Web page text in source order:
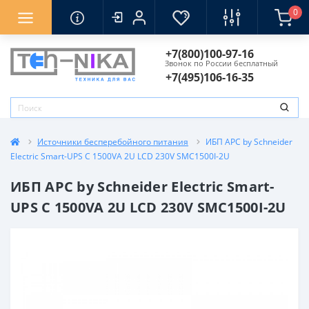
питания ИБП по бренду
APC
APC Back
Chloride
Eltena
ИБП по
300 ВА
400 ВА
500 ВА
600 ВА
ИБП по
Для
Для газовых котлов
Для дома и дачи
Для компьютера
ИБП по типу
В стойку
Встраиваемые
Напольные
0
+7(800)100-97-16
Звонок по России бесплатный
+7(495)106-16-35
Источники бесперебойного питания
ИБП APC by Schneider
Electric Smart-UPS C 1500VA 2U LCD 230V SMC1500I-2U
ИБП APC by Schneider Electric Smart-
UPS C 1500VA 2U LCD 230V SMC1500I-2U